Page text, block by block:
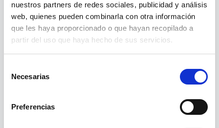
nuestros partners de redes sociales, publicidad y análisis
web, quienes pueden combinarla con otra información
que les haya proporcionado o que hayan recopilado a
partir del uso que haya hecho de sus servicios.
Necesarias
Preferencias
404
La ruta no existe.